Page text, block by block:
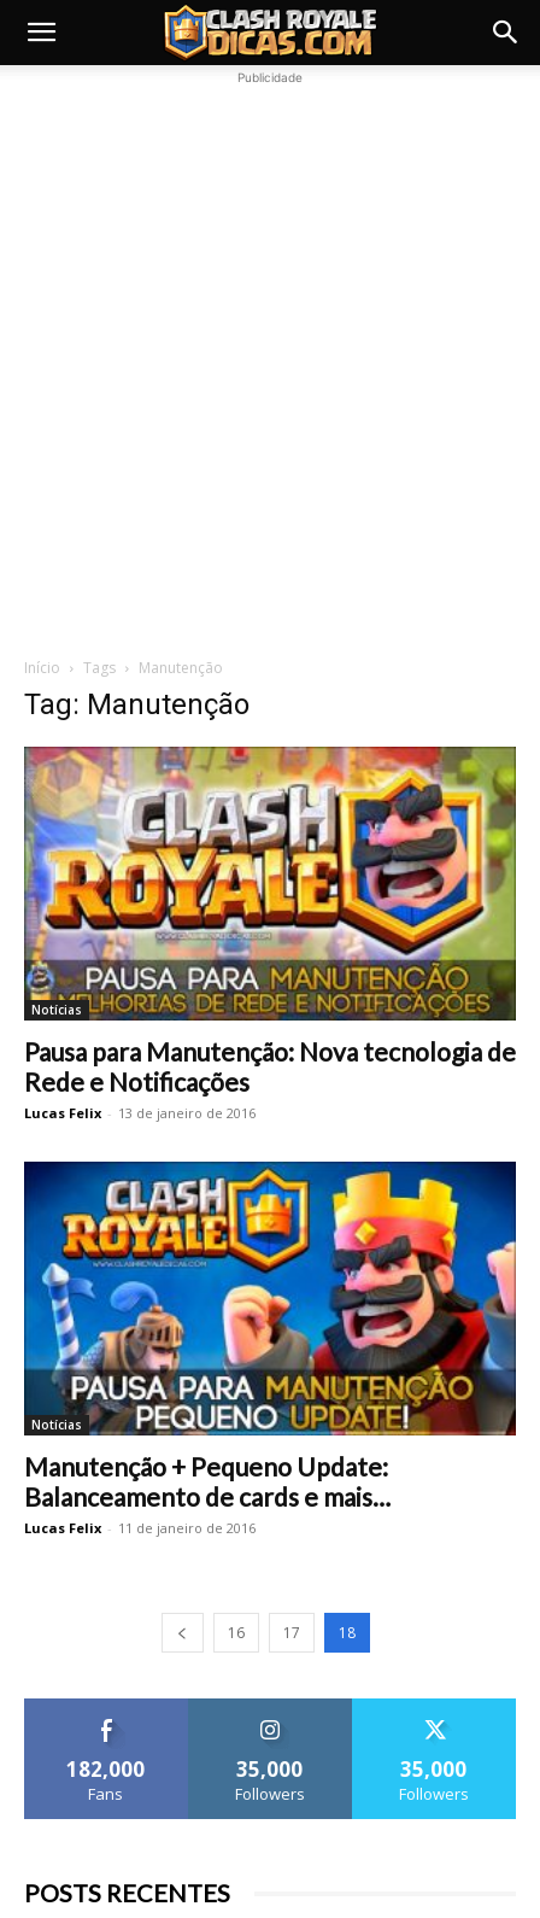
Publicidade
Início Tags Manutenção
Tag: Manutenção
Notícias
Pausa para Manutenção: Nova tecnologia de
Rede e Notificações
Lucas Felix - 13 de janeiro de 2016
Notícias
Manutenção + Pequeno Update:
Balanceamento de cards e mais…
Lucas Felix - 11 de janeiro de 2016
16 17 18
182,000
Fans
35,000
Followers
35,000
Followers
POSTS RECENTES